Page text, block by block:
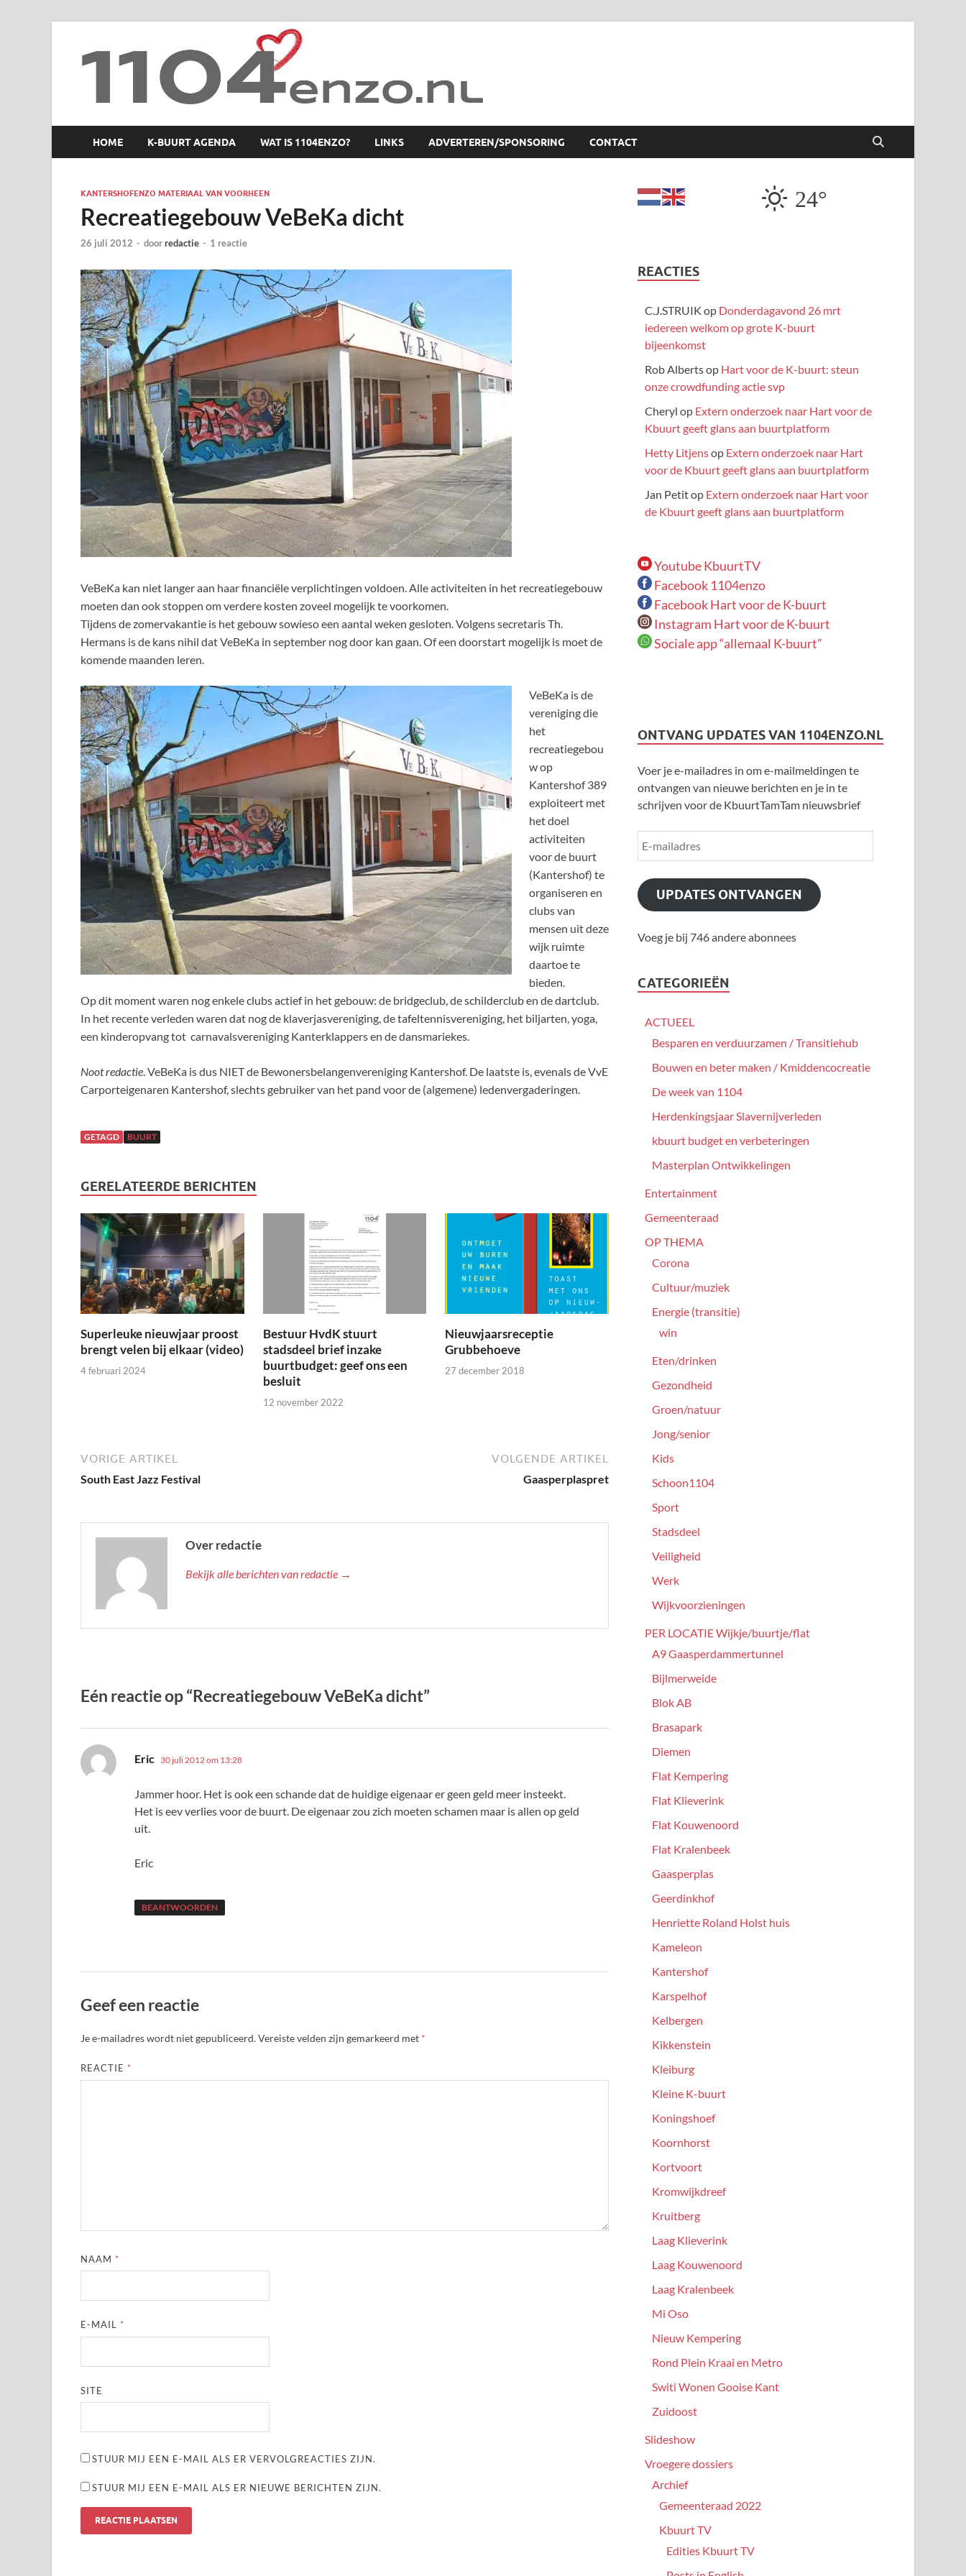
1104 en zo
HOME K-BUURT AGENDA WAT IS 1104ENZO? LINKS ADVERTEREN/SPONSORING CONTACT
KANTERSHOFENZO MATERIAAL VAN VOORHEEN
Recreatiegebouw VeBeKa dicht
26 juli 2012 - doorredactie - 1 reactie
VeBeKa kan niet langer aan haar financiële verplichtingen voldoen. Alle activiteiten in het recreatiegebouw
moeten dan ook stoppen om verdere kosten zoveel mogelijk te voorkomen.
Tijdens de zomervakantie is het gebouw sowieso een aantal weken gesloten. Volgens secretaris Th.
Hermans is de kans nihil dat VeBeKa in september nog door kan gaan. Of een doorstart mogelijk is moet de
komende maanden leren.
VeBeKa is de
vereniging die
het
recreatiegebou
w op
Kantershof 389
exploiteert met
het doel
activiteiten
voor de buurt
(Kantershof) te
organiseren en
clubs van
mensen uit deze
wijk ruimte
daartoe te
bieden.
Op dit moment waren nog enkele clubs actief in het gebouw: de bridgeclub, de schilderclub en de dartclub.
In het recente verleden waren dat nog de klaverjasvereniging, de tafeltennisvereniging, het biljarten, yoga,
een kinderopvang tot carnavalsvereniging Kanterklappers en de dansmariekes.
Noot redactie . VeBeKa is dus NIET de Bewonersbelangenvereniging Kantershof. De laatste is, evenals de VvE
Carporteigenaren Kantershof, slechts gebruiker van het pand voor de (algemene) ledenvergaderingen.
GETAGD BUURT
GERELATEERDE BERICHTEN
Superleuke nieuwjaar proost
brengt velen bij elkaar (video)
4 februari 2024
Bestuur HvdK stuurt
stadsdeel brief inzake
buurtbudget: geef ons een
besluit
12 november 2022
Nieuwjaarsreceptie
Grubbehoeve
27 december 2018
VORIGE ARTIKEL
South East Jazz Festival
VOLGENDE ARTIKEL
Gaasperplaspret
Over redactie
Bekijk alle berichten van redactie →
Eén reactie op “Recreatiegebouw VeBeKa dicht”
Eric schreef:
30 juli 2012 om 13:28
Jammer hoor. Het is ook een schande dat de huidige eigenaar er geen geld meer insteekt.
Het is eev verlies voor de buurt. De eigenaar zou zich moeten schamen maar is allen op geld
uit.
Eric
BEANTWOORDEN
Geef een reactie
Je e-mailadres wordt niet gepubliceerd.Vereiste velden zijn gemarkeerd met *
REACTIE *
NAAM *
E-MAIL *
SITE
STUUR MIJ EEN E-MAIL ALS ER VERVOLGREACTIES ZIJN.
STUUR MIJ EEN E-MAIL ALS ER NIEUWE BERICHTEN ZIJN.
24°
REACTIES
C.J.STRUIK op Donderdagavond 26 mrt
iedereen welkom op grote K-buurt
bijeenkomst
Rob Albertsop Hart voor de K-buurt: steun
onze crowdfunding actie svp
Cheryl op Extern onderzoek naar Hart voor de
Kbuurt geeft glans aan buurtplatform
Hetty Litjensop Extern onderzoek naar Hart
voor de Kbuurt geeft glans aan buurtplatform
Jan Petitop Extern onderzoek naar Hart voor
de Kbuurt geeft glans aan buurtplatform
Youtube KbuurtTV
Facebook 1104enzo
Facebook Hart voor de K-buurt
Instagram Hart voor de K-buurt
Sociale app “allemaal K-buurt”
ONTVANG UPDATES VAN 1104ENZO.NL
Voer je e-mailadres in om e-mailmeldingen te
ontvangen van nieuwe berichten en je in te
schrijven voor de KbuurtTamTam nieuwsbrief
UPDATES ONTVANGEN
Voeg je bij 746 andere abonnees
CATEGORIEËN
ACTUEEL
Besparen en verduurzamen / Transitiehub
Bouwen en beter maken / Kmiddencocreatie
De week van 1104
Herdenkingsjaar Slavernijverleden
kbuurt budget en verbeteringen
Masterplan Ontwikkelingen
Entertainment
Gemeenteraad
OP THEMA
Corona
Cultuur/muziek
Energie (transitie)
win
Eten/drinken
Gezondheid
Groen/natuur
Jong/senior
Kids
Schoon1104
Sport
Stadsdeel
Veiligheid
Werk
Wijkvoorzieningen
PER LOCATIE Wijkje/buurtje/flat
A9 Gaasperdammertunnel
Bijlmerweide
Blok AB
Brasapark
Diemen
Flat Kempering
Flat Klieverink
Flat Kouwenoord
Flat Kralenbeek
Gaasperplas
Geerdinkhof
Henriette Roland Holst huis
Kameleon
Kantershof
Karspelhof
Kelbergen
Kikkenstein
Kleiburg
Kleine K-buurt
Koningshoef
Koornhorst
Kortvoort
Kromwijkdreef
Kruitberg
Laag Klieverink
Laag Kouwenoord
Laag Kralenbeek
Mi Oso
Nieuw Kempering
Rond Plein Kraai en Metro
Switi Wonen Gooise Kant
Zuidoost
Slideshow
Vroegere dossiers
Archief
Gemeenteraad 2022
Kbuurt TV
Edities Kbuurt TV